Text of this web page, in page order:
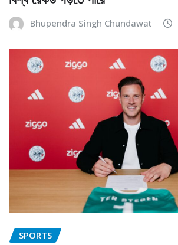
Bhupendra Singh Chundawat
SPORTS